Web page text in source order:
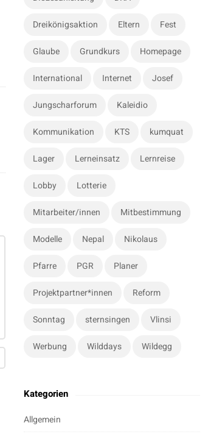
Dreikönigsaktion Eltern Fest
Glaube Grundkurs Homepage
International Internet Josef
Jungscharforum Kaleidio
Kommunikation KTS kumquat
Lager Lerneinsatz Lernreise
Lobby Lotterie
Mitarbeiter/innen Mitbestimmung
Modelle Nepal Nikolaus
Pfarre PGR Planer
Projektpartner*innen Reform
Sonntag sternsingen Vlinsi
Werbung Wilddays Wildegg
Kategorien
Allgemein